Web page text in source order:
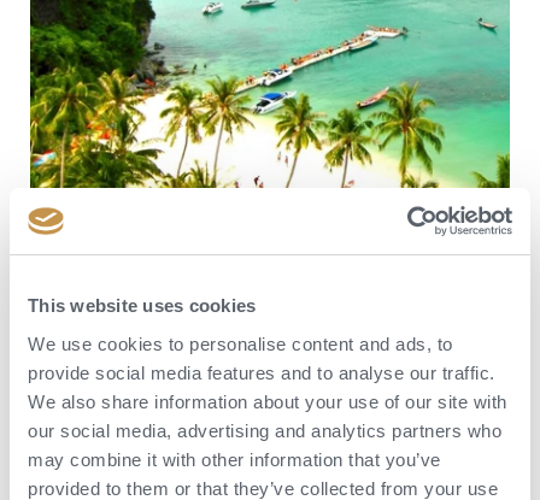
This website uses cookies
We use cookies to personalise content and ads, to
provide social media features and to analyse our traffic.
We also share information about your use of our site with
our social media, advertising and analytics partners who
may combine it with other information that you’ve
provided to them or that they’ve collected from your use
Proč objevit luxusní Thajsko
Přinášíme vám tipy na tři resorty pro nezapomenutelnou
odpočinkovou i poznávací dovolenou.